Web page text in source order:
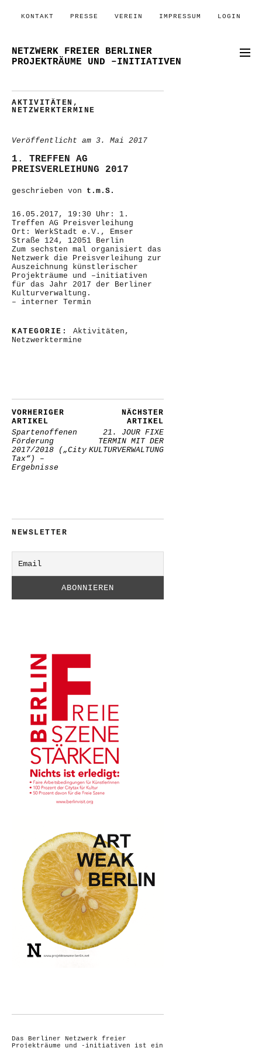
KONTAKT PRESSE VEREIN IMPRESSUM LOGIN
NETZWERK FREIER BERLINER
PROJEKTRÄUME UND –INITIATIVEN
AKTIVITÄTEN ,
NETZWERKTERMINE
Veröffentlicht am 3. Mai 2017
1. TREFFEN AG
PREISVERLEIHUNG 2017
geschrieben von t.m.S.
16.05.2017, 19:30 Uhr: 1.
Treffen AG Preisverleihung
Ort: WerkStadt e.V., Emser
Straße 124, 12051 Berlin
Zum sechsten mal organisiert das
Netzwerk die Preisverleihung zur
Auszeichnung künstlerischer
Projekträume und –initiativen
für das Jahr 2017 der Berliner
Kulturverwaltung.
– interner Termin
KATEGORIE: Aktivitäten ,
Netzwerktermine
VORHERIGER
ARTIKEL
Spartenoffenen
Förderung
2017/2018 („City
Tax“) –
Ergebnisse
NÄCHSTER
ARTIKEL
21. JOUR FIXE
TERMIN MIT DER
KULTURVERWALTUNG
NEWSLETTER
Das Berliner Netzwerk freier
Projekträume und -initiativen ist ein